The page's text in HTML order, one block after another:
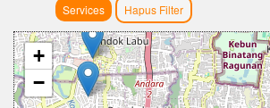
Services Hapus Filter
+
−